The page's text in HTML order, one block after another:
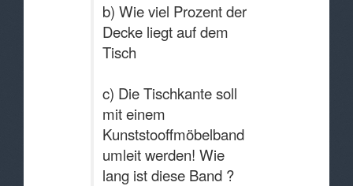
b) Wie viel Prozent der
Decke liegt auf dem
Tisch
c) Die Tischkante soll
mit einem
Kunststooffmöbelband
umleit werden! Wie
lang ist diese Band ?